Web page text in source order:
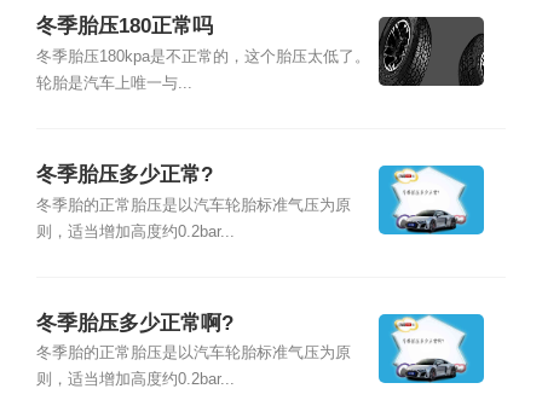
冬季胎压180正常吗
冬季胎压180kpa是不正常的，这个胎压太低了。
轮胎是汽车上唯一与...
冬季胎压多少正常?
冬季胎的正常胎压是以汽车轮胎标准气压为原
则，适当增加高度约0.2bar...
冬季胎压多少正常啊?
冬季胎的正常胎压是以汽车轮胎标准气压为原
则，适当增加高度约0.2bar...